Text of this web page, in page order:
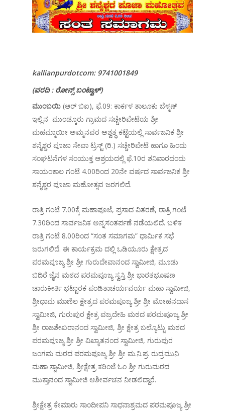
kallianpurdotcom: 9741001849
(ವರದಿ: ರೋನ್ಸ್ ಬಂಟ್ವಾಳ್)
ಮುಂಬಯಿ (ಆರ್ ಬಿಐ), ಫೆ.09: ಕಾರ್ಕಳ ತಾಲೂಕು ಬೆಳ್ಮಣ್
ಇಲ್ಲಿನ ಮುಂಡ್ಕೂರು ಗ್ರಾಮದ ಸಚ್ಚೇರಿಪೇಟೆಯ ಶ್ರೀ
ಮಹಮ್ಮಾಯೀ ಅಮ್ಮನವರ ಅಶ್ವತ್ಥ ಕಟ್ಟೆಯಲ್ಲಿ ಸಾರ್ವಜನಿಕ ಶ್ರೀ
ಶನೈಶ್ಚರ ಪೂಜಾ ಸೇವಾ ಟ್ರಸ್ಟ್ (ರಿ.) ಸಚ್ಚೇರಿಪೇಟೆ ಹಾಗೂ ಹಿಂದು
ಸಂಘಟನೆಗಳ ಸಂಯುಕ್ತ ಆಶ್ರಯದಲ್ಲಿ ಫೆ.10ರ ಶನಿವಾರದಂದು
ಸಾಯಂಕಾಲ ಗಂಟೆ 4.00ರಿಂದ 20ನೇ ವರ್ಷದ ಸಾರ್ವಜನಿಕ ಶ್ರೀ
ಶನೈಶ್ಚರ ಪೂಜಾ ಮಹೋತ್ಸವ ಜರಗಲಿದೆ.
ರಾತ್ರಿ ಗಂಟೆ 7.00ಕ್ಕೆ ಮಹಾಪೂಜೆ, ಪ್ರಸಾದ ವಿತರಣೆ, ರಾತ್ರಿ ಗಂಟೆ
7.30ರಿಂದ ಸಾರ್ವಜನಿಕ ಅನ್ನಸಂತರ್ಪಣೆ ನಡೆಯಲಿದೆ. ಬಳಿಕ
ರಾತ್ರಿ ಗಂಟೆ 8.00ರಿಂದ “ಸಂತ ಸಮಾಗಮ” ಧಾರ್ಮಿಕ ಸಭೆ
ಜರುಗಲಿದೆ. ಈ ಕಾರ್ಯಕ್ರಮ ದಲ್ಲಿ ಒಡಿಯೂರು ಕ್ಷೇತ್ರದ
ಪರಮಪೂಜ್ಯ ಶ್ರೀ ಶ್ರೀ ಗುರುದೇವಾನಂದ ಸ್ವಾಮೀಜಿ, ಮೂಡು
ಬಿದಿರೆ ಜೈನ ಮಠದ ಪರಮಪೂಜ್ಯ ಸ್ವಸ್ತಿ ಶ್ರೀ ಭಾರತಭೂಷಣ
ಚಾರುಕೀರ್ತಿ ಭಟ್ಟಾರಕ ಪಂಡಿತಾಚರ್ಯವರ್ಯ ಮಹಾ ಸ್ವಾಮೀಜಿ,
ಶ್ರೀಧಾಮ ಮಾಣಿಲ ಕ್ಷೇತ್ರದ ಪರಮಪೂಜ್ಯ ಶ್ರೀ ಶ್ರೀ ಮೋಹನದಾಸ
ಸ್ವಾಮೀಜಿ, ಗುರುಪುರ ಕ್ಷೇತ್ರ ವಜ್ರದೇಹಿ ಮಠದ ಪರಮಪೂಜ್ಯ ಶ್ರೀ
ಶ್ರೀ ರಾಜಶೇಖರಾನಂದ ಸ್ವಾಮೀಜಿ, ಶ್ರೀ ಕ್ಷೇತ್ರ ಬಲ್ಯೊಟ್ಟು ಮಠದ
ಪರಮಪೂಜ್ಯ ಶ್ರೀ ಶ್ರೀ ವಿಖ್ಯಾತನಂದ ಸ್ವಾಮೀಜಿ, ಗುರುಪುರ
ಜಂಗಮ ಮಠದ ಪರಮಪೂಜ್ಯ ಶ್ರೀ ಶ್ರೀ ಮ.ನಿ.ಪ್ರ. ರುದ್ರಮುನಿ
ಮಹಾ ಸ್ವಾಮೀಜಿ, ಶ್ರೀಕ್ಷೇತ್ರ ಕರಿಂಜೆ ಓಂ ಶ್ರೀ ಗುರುಮಠದ
ಮುಕ್ತಾನಂದ ಸ್ವಾಮೀಜಿ ಆಶೀರ್ವಚನ ನೀಡಲಿದ್ದಾರೆ.
ಶ್ರೀಕ್ಷೇತ್ರ ಕೇಮಾರು ಸಾಂದೀಪನಿ ಸಾಧನಾಶ್ರಮದ ಪರಮಪೂಜ್ಯ ಶ್ರೀ